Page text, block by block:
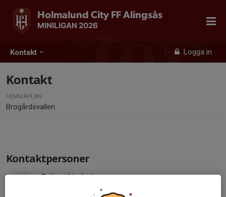
Kontakt Logga in
Holmalund City FF Alingsås
MINILIGAN 2026
Kontakt
HEMMAPLAN
Brogårdsvallen
Kontaktpersoner
Robert Lindqvist